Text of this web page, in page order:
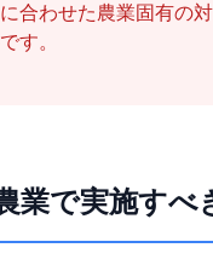
合わせた農業固有の
す。
業で実施すべ